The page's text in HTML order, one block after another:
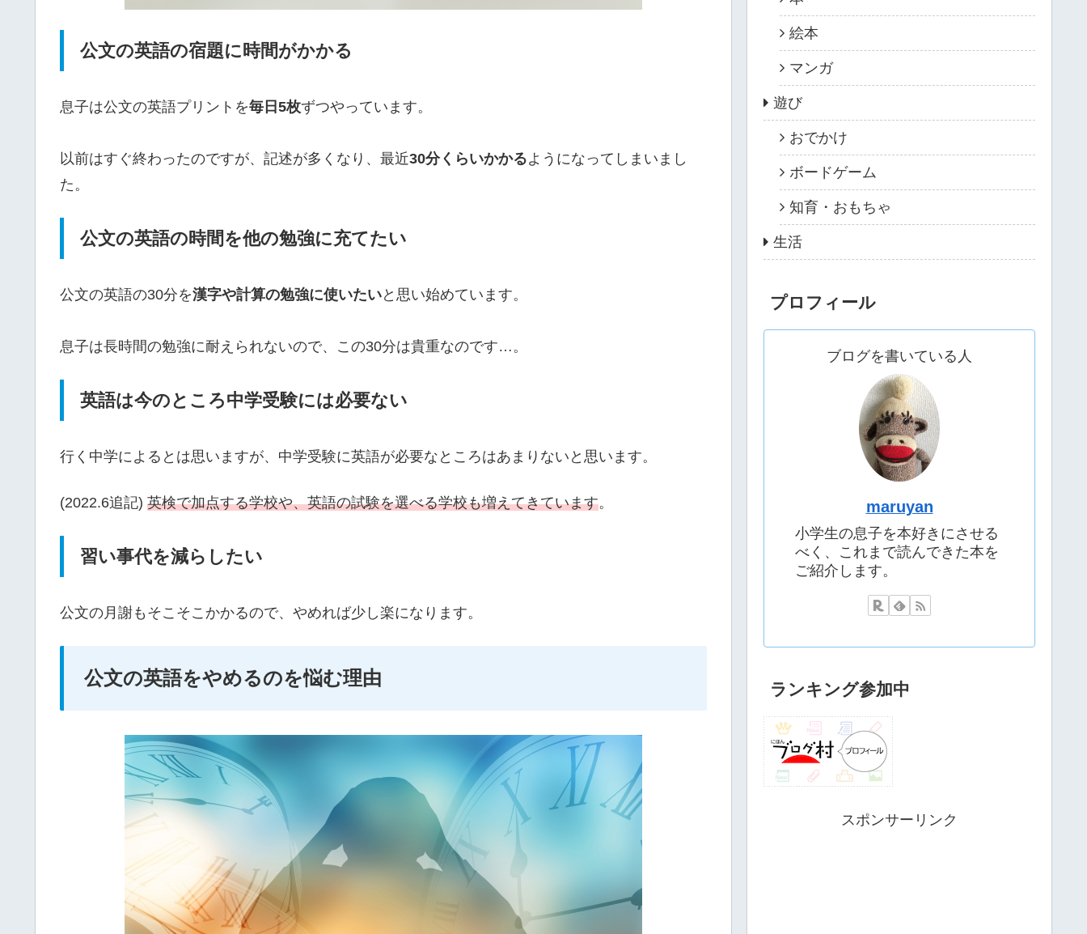
公文の英語の宿題に時間がかかる
息子は公文の英語プリントを毎日5枚ずつやっています。
以前はすぐ終わったのですが、記述が多くなり、最近30分くらいかかるようになってしまいまし
た。
公文の英語の時間を他の勉強に充てたい
公文の英語の30分を漢字や計算の勉強に使いたいと思い始めています。
息子は長時間の勉強に耐えられないので、この30分は貴重なのです…。
英語は今のところ中学受験には必要ない
行く中学によるとは思いますが、中学受験に英語が必要なところはあまりないと思います。
(2022.6追記) 英検で加点する学校や、英語の試験を選べる学校も増えてきています。
習い事代を減らしたい
公文の月謝もそこそこかかるので、やめれば少し楽になります。
公文の英語をやめるのを悩む理由
絵本
マンガ
遊び
おでかけ
ボードゲーム
知育・おもちゃ
生活
プロフィール
ブログを書いている人
maruyan
小学生の息子を本好きにさせる
べく、これまで読んできた本を
ご紹介します。
ランキング参加中
スポンサーリンク